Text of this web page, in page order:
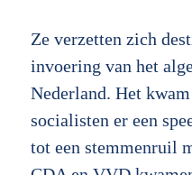
Ze verzetten zich
invoering van het
Nederland. Het
socialisten er een
tot een stemmenruil